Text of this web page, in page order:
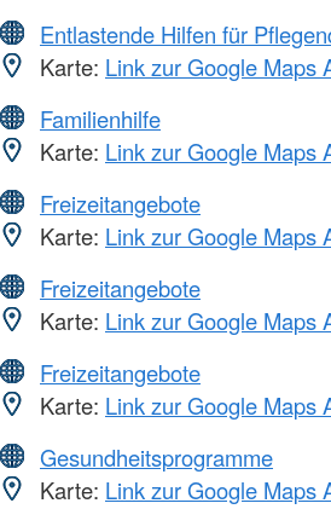
Entlastende Hilfen für
Karte: Link zur Google Maps
Familienhilfe
Karte: Link zur Google Maps
Freizeitangebote
Karte: Link zur Google Maps
Freizeitangebote
Karte: Link zur Google Maps
Freizeitangebote
Karte: Link zur Google Maps
Gesundheitsprogramme
Karte: Link zur Google Maps